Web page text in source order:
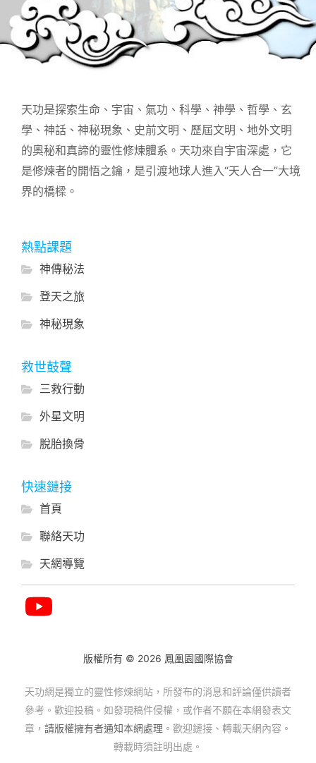
天功是探索生命、宇宙、氣功、科學、神學、哲學、玄
學、神話、神秘現象、史前文明、歷屆文明、地外文明
的奧秘和真諦的靈性修煉體系。天功來自宇宙深處，它
是修煉者的開悟之鑰，是引渡地球人進入“天人合一”大境
界的橋樑。
熱點課題
神傳秘法
登天之旅
神秘現象
救世鼓聲
三救行動
外星文明
脫胎換骨
快速鏈接
首頁
聯絡天功
天網導覽
版權所有 © 2026 鳳凰園國際協會
天功網是獨立的靈性修煉網站，所發布的消息和評論僅供讀者
參考。歡迎投稿。如發現稿件侵權，或作者不願在本網發表文
章， 請版權擁有者通知本網處理 。歡迎鏈接、轉載天網內容。
轉載時須註明出處。